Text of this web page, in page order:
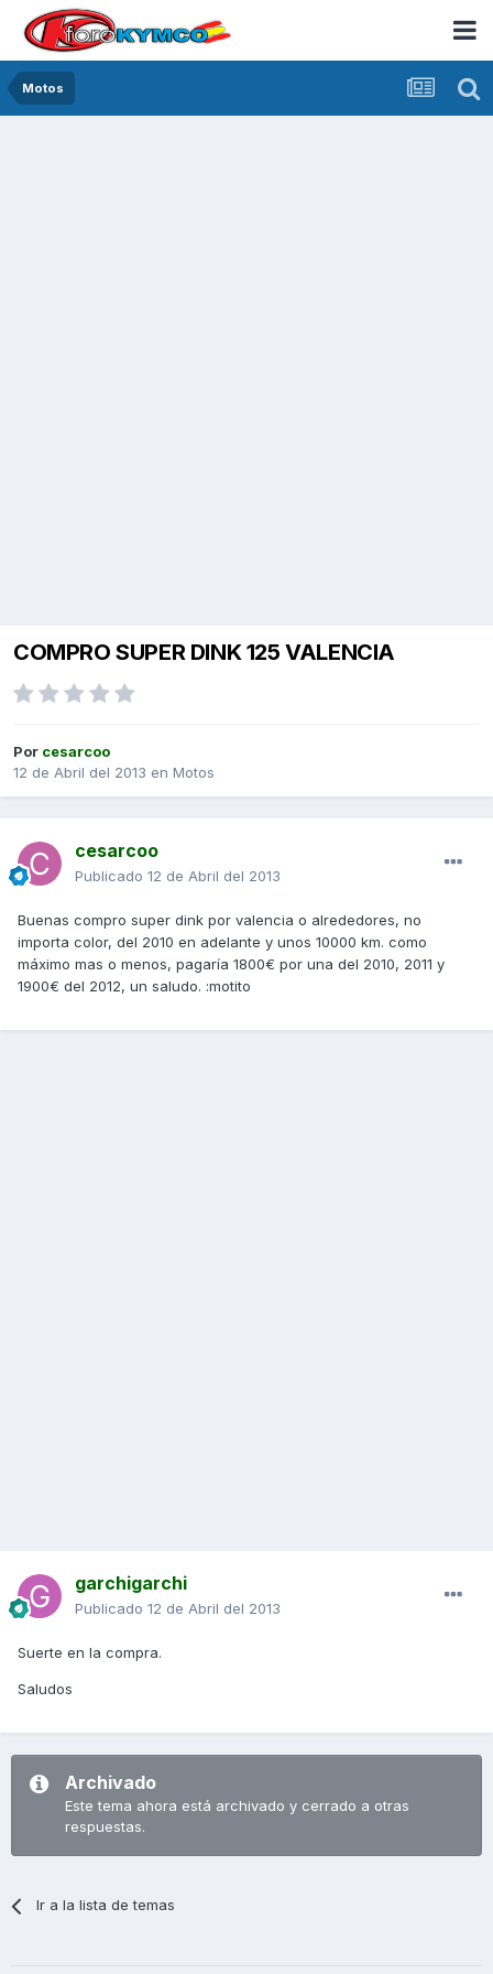
Motos
COMPRO SUPER DINK 125 VALENCIA
Por cesarcoo
12 de Abril del 2013 en Motos
cesarcoo
Publicado 12 de Abril del 2013
Buenas compro super dink por valencia o alrededores, no
importa color, del 2010 en adelante y unos 10000 km. como
máximo mas o menos, pagaría 1800€ por una del 2010, 2011 y
1900€ del 2012, un saludo. :motito
garchigarchi
Publicado 12 de Abril del 2013
Suerte en la compra.
Saludos
Archivado
Este tema ahora está archivado y cerrado a otras
respuestas.
Ir a la lista de temas